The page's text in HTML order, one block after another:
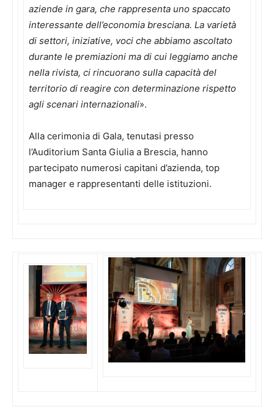
aziende in gara, che rappresenta uno spaccato
interessante dell’economia bresciana. La varietà
di settori, iniziative, voci che abbiamo ascoltato
durante le premiazioni ma di cui leggiamo anche
nella rivista, ci rincuorano sulla capacità del
territorio di reagire con determinazione rispetto
agli scenari internazionali».
Alla cerimonia di Gala, tenutasi presso
l’Auditorium Santa Giulia a Brescia, hanno
partecipato numerosi capitani d’azienda, top
manager e rappresentanti delle istituzioni.